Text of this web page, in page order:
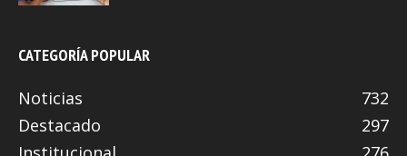
CATEGORÍA POPULAR
Noticias
732
Destacado
297